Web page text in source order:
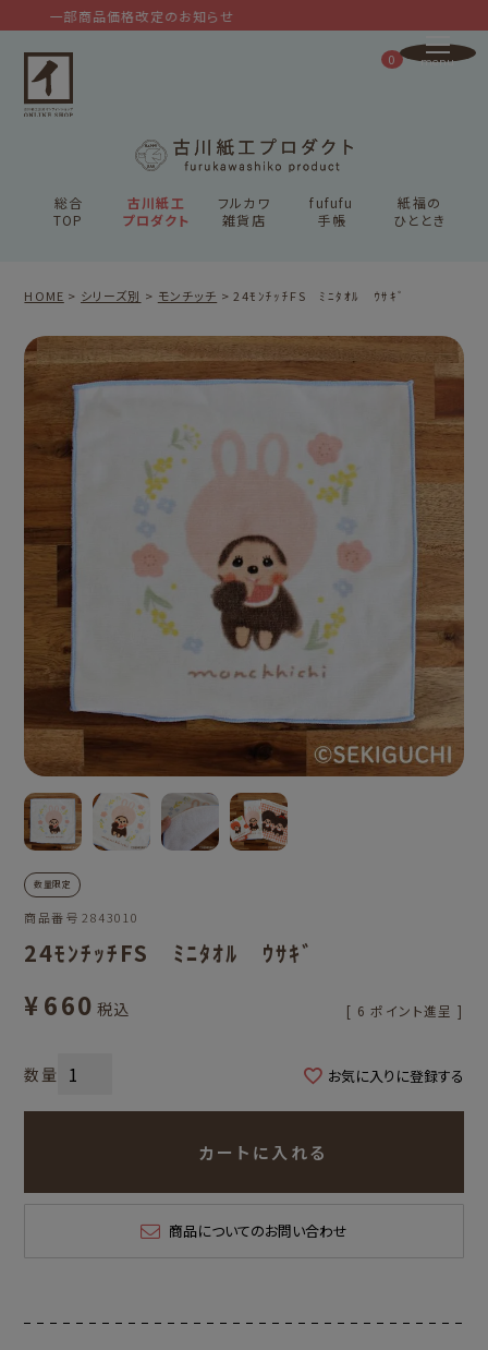
一部商品価格改定のお知らせ
総合
TOP
古川紙工
プロダクト
フルカワ
雑貨店
fufufu
手帳
紙福の
ひととき
0
HOME シリーズ別 モンチッチ 24ﾓﾝﾁｯﾁFS ﾐﾆﾀｵﾙ ｳｻｷﾞ
数量限定
商品番号 2843010
24ﾓﾝﾁｯﾁFS ﾐﾆﾀｵﾙ ｳｻｷﾞ
¥660 税込 [ 6 ポイント進呈 ]
お気に入りに登録する
カートに入れる
商品についてのお問い合わせ